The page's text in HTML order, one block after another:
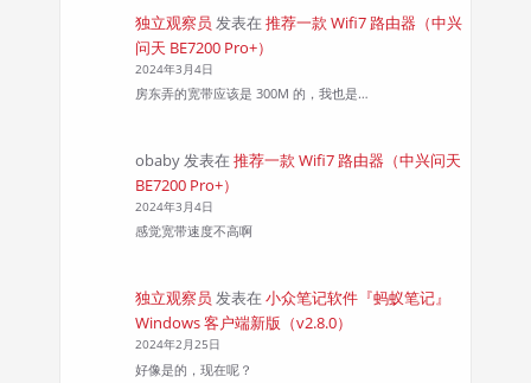
独立观察员 发表在 推荐一款 Wifi7 路由器（中兴
问天 BE7200 Pro+）
2024年3月4日
房东弄的宽带应该是 300M 的，我也是…
obaby发表在 推荐一款 Wifi7 路由器（中兴问天
BE7200 Pro+）
2024年3月4日
感觉宽带速度不高啊
独立观察员 发表在 小众笔记软件『蚂蚁笔记』
Windows 客户端新版（v2.8.0）
2024年2月25日
好像是的，现在呢？